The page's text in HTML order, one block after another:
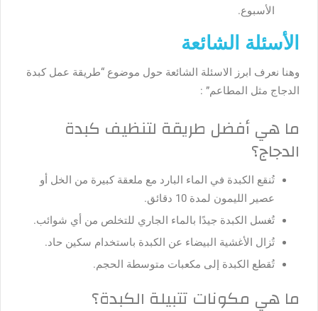
الأسبوع.
الأسئلة الشائعة
وهنا نعرف ابرز الاسئلة الشائعة حول موضوع “طريقة عمل كبدة
الدجاج مثل المطاعم” :
ما هي أفضل طريقة لتنظيف كبدة
الدجاج؟
تُنقع الكبدة في الماء البارد مع ملعقة كبيرة من الخل أو
عصير الليمون لمدة 10 دقائق.
تُغسل الكبدة جيدًا بالماء الجاري للتخلص من أي شوائب.
تُزال الأغشية البيضاء عن الكبدة باستخدام سكين حاد.
تُقطع الكبدة إلى مكعبات متوسطة الحجم.
ما هي مكونات تتبيلة الكبدة؟